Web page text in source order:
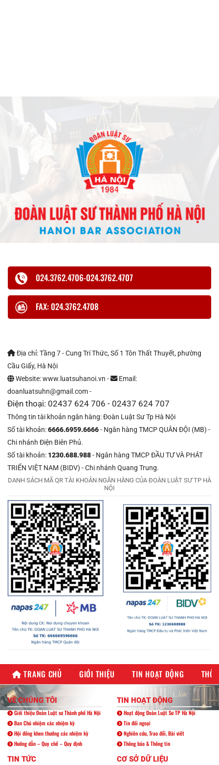
024.3762.4706-024.3762.4707
FAX: 024.3762.4708
Địa chỉ: Tầng 7 - Cung Trí Thức, Số 1 Tôn Thất Thuyết, phường
Cầu Giấy, Hà Nội
Website: www.luatsuhanoi.vn -
Email:
doanluatsuhn@gmail.com -
Điện thoại: 02437 624 706 - 02437 624 707
Thông tin tài khoản ngân hàng: Đoàn Luật Sư Tp Hà Nội
Số tài khoản:6666.6959.6666- Ngân hàng TMCP QUÂN ĐỘI (MB) -
Chi nhánh Điện Biên Phủ.
Số tài khoản: 1230.688.988- Ngân hàng TMCP ĐẦU TƯ VÀ PHÁT
TRIỂN VIỆT NAM (BIDV) - Chi nhánh Quang Trung.
DANH SÁCH MÃ QR TÀI KHOẢN NGÂN HÀNG CỦA ĐOÀN LUẬT SƯ TP HÀ
NỘI
TRANG CHỦ GIỚI THIỆU TIN HOẠT ĐỘNG
VỀ CHÚNG TÔI
Giới thiệu Đoàn Luật sư Thành phố Hà Nội
Ban Chủ nhiệm các nhiệm kỳ
Hội đồng khen thưởng các nhiệm kỳ
Hướng dẫn – Quy chế – Quy định
TIN HOẠT ĐỘNG
Hoạt động Đoàn Luật Sư TP Hà Nội
Tin đối ngoại
Nghiên cứu, Trao đổi, Bài viết
Thông báo & Thông tin
TIN TỨC CƠ SỞ DỮ LIỆU